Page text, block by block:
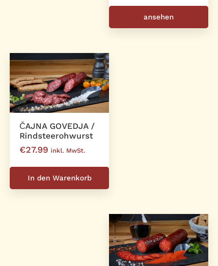
ansehen
ČAJNA GOVEDJA /
Rindsteerohwurst
€27.99 inkl. MwSt.
In den Warenkorb